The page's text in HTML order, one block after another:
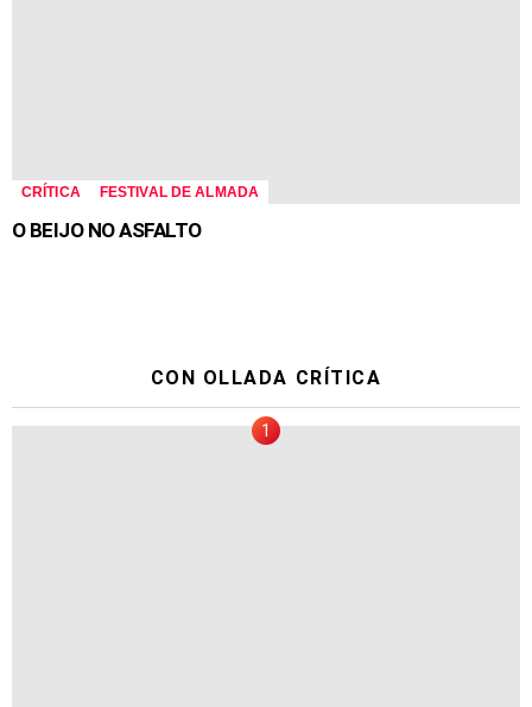
CRÍTICA FESTIVAL DE ALMADA
O BEIJO NO ASFALTO
CON OLLADA CRÍTICA